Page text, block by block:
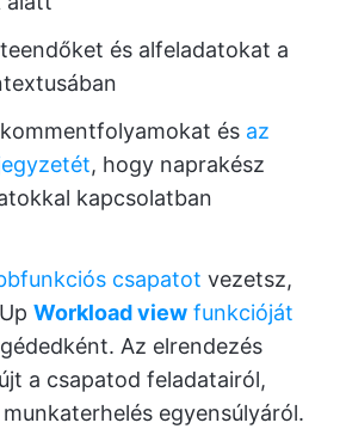
és alfeladatokat a
és az
, hogy naprakész
kapcsolatban
csapatot vezetsz,
Workload view funkcióját
Az elrendezés
a csapatod feladatairól,
egyensúlyáról.